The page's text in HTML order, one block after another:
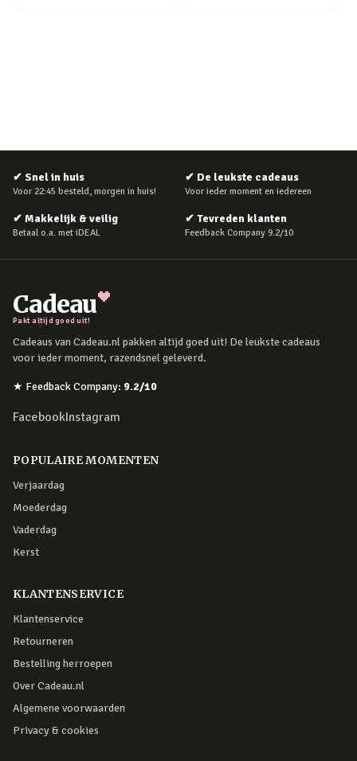
✔ Snel in huis
Voor 22:45 besteld, morgen in huis!
✔ De leukste cadeaus
Voor ieder moment en iedereen
✔ Makkelijk & veilig
Betaal o.a. met iDEAL
✔ Tevreden klanten
Feedback Company 9.2/10
Cadeau
Pakt altijd goed uit!
Cadeaus van Cadeau.nl pakken altijd goed uit! De leukste cadeaus
voor ieder moment, razendsnel geleverd.
★ Feedback Company: 9.2/10
FacebookInstagram
POPULAIRE MOMENTEN
Verjaardag
Moederdag
Vaderdag
Kerst
KLANTENSERVICE
Klantenservice
Retourneren
Bestelling herroepen
Over Cadeau.nl
Algemene voorwaarden
Privacy & cookies